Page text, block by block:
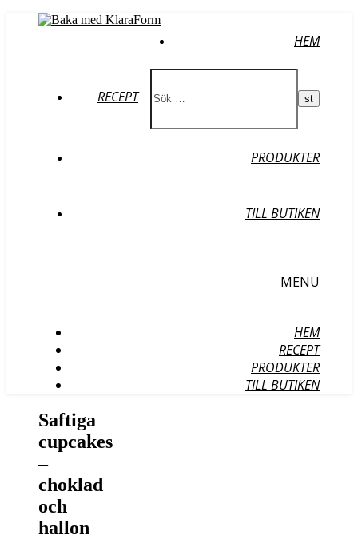
HEM
RECEPT
PRODUKTER
TILL BUTIKEN
MENU
HEM
RECEPT
PRODUKTER
TILL BUTIKEN
Saftiga
cupcakes
–
choklad
och
hallon